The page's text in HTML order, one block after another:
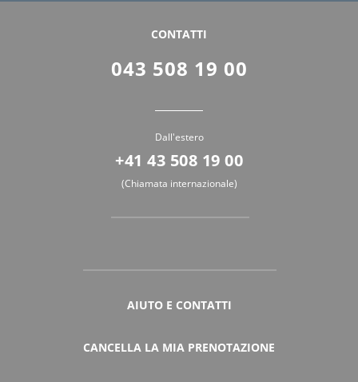
CONTATTI
043 508 19 00
Dall'estero
+41 43 508 19 00
(Chiamata internazionale)
AIUTO E CONTATTI
CANCELLA LA MIA PRENOTAZIONE